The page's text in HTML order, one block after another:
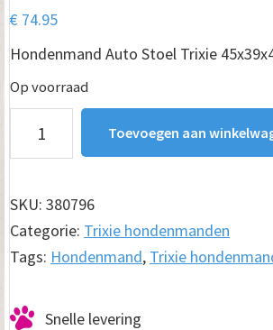
€ 74.95
Hondenmand Auto Stoel Trixie
Op voorraad
hondenmand
stoel
Trixie
aantal
Toevoegen aan
SKU: 380796
Categorie: Trixie hondenmanden
Tags: Hondenmand, Trixie
Snelle levering